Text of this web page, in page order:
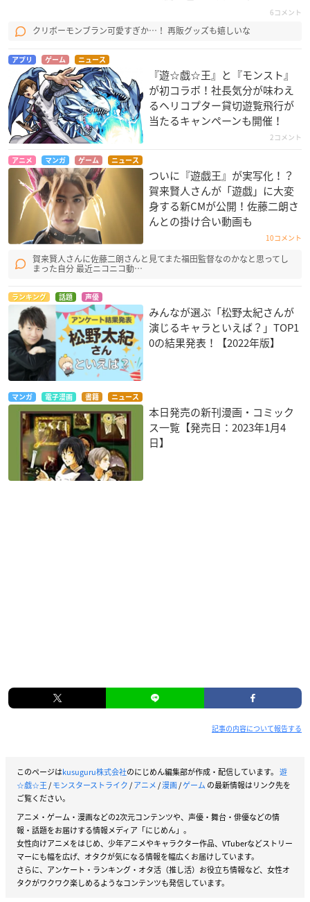
6コメント
クリボーモンブラン可愛すぎか…！ 再販グッズも嬉しいな
アプリ ゲーム ニュース
『遊☆戯☆王』と『モンスト』
が初コラボ！社長気分が味わえ
るヘリコプター貸切遊覧飛行が
当たるキャンペーンも開催！
2コメント
アニメ マンガ ゲーム ニュース
ついに『遊戯王』が実写化！？
賀来賢人さんが「遊戯」に大変
身する新CMが公開！佐藤二朗さ
んとの掛け合い動画も
10コメント
賀来賢人さんに佐藤二朗さんと見てまた福田監督なのかなと思ってし
まった自分 最近ニコニコ動…
ランキング 話題 声優
みんなが選ぶ「松野太紀さんが
演じるキャラといえば？」TOP1
0の結果発表！【2022年版】
マンガ 電子漫画 書籍 ニュース
本日発売の新刊漫画・コミック
ス一覧【発売日：2023年1月4
日】
記事の内容について報告する
このページはkusuguru株式会社のにじめん編集部が作成・配信しています。 遊
☆戯☆王/モンスターストライク/アニメ/漫画/ゲーム の最新情報はリンク先を
ご覧ください。
アニメ・ゲーム・漫画などの2次元コンテンツや、声優・舞台・俳優などの情
報・話題をお届けする情報メディア「にじめん」。
女性向けアニメをはじめ、少年アニメやキャラクター作品、VTuberなどストリー
マーにも幅を広げ、オタクが気になる情報を幅広くお届けしています。
さらに、アンケート・ランキング・オタ活（推し活）お役立ち情報など、女性オ
タクがワクワク楽しめるようなコンテンツも発信しています。